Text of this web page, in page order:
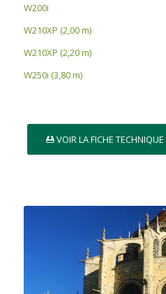
W200i
W210XP (2,00 m)
W210XP (2,20 m)
W250i (3,80 m)
VOIR LA FICHE